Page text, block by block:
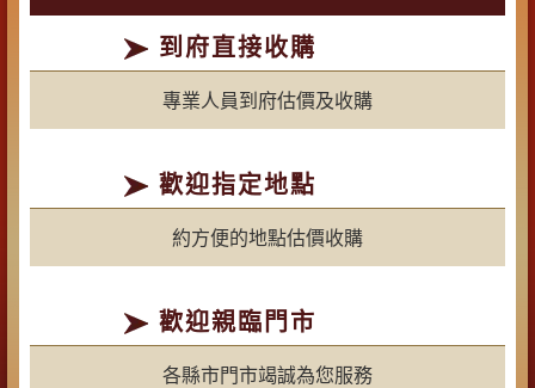
到府直接收購
專業人員到府估價及收購
歡迎指定地點
約方便的地點估價收購
歡迎親臨門市
各縣市門市竭誠為您服務